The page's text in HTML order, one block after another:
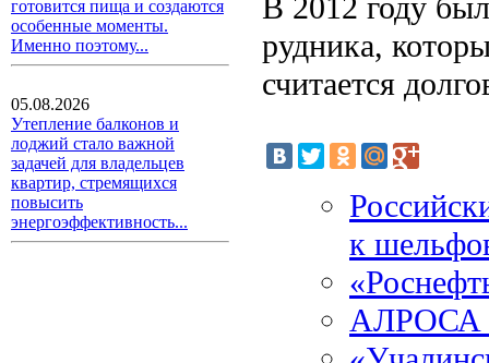
готовится пища и создаются
особенные моменты.
Именно поэтому...
05.08.2026
Утепление балконов и
лоджий стало важной
задачей для владельцев
квартир, стремящихся
повысить
энергоэффективность...
В 2012 году
рудника,
считается
к
АЛРОСА